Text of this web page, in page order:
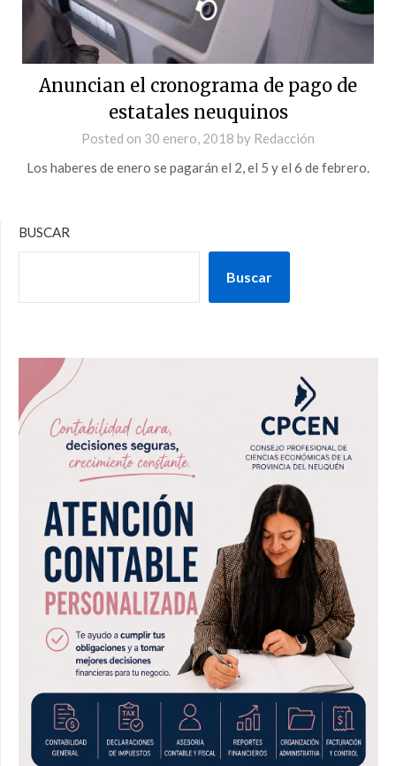
Anuncian el cronograma de pago de
estatales neuquinos
Posted on 30 enero, 2018 by Redacción
Los haberes de enero se pagarán el 2, el 5 y el 6 de febrero.
BUSCAR
Buscar